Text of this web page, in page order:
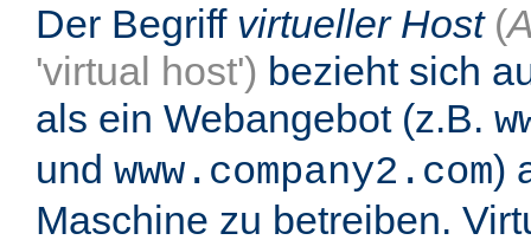
Der Begriff virtueller Host (
'virtual host') bezieht sich
als ein Webangebot (z.B.
und www.company2.com)
Maschine zu betreiben.